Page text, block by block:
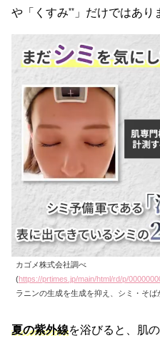
や「くすみ** 」だけではあり
カゴメ株式会社調べ
(https://prtimes.jp/main/html/rd/p/
ラニンの生成を生成を抑え、シミ・そば
夏の紫外線を浴びると、肌